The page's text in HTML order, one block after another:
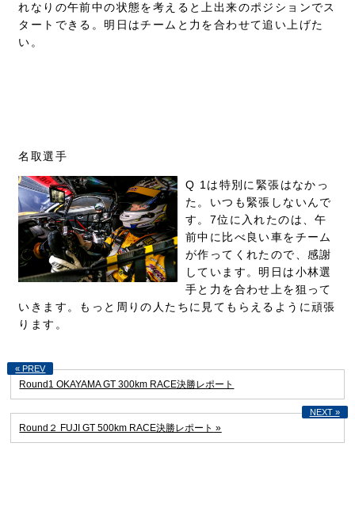
れなりの午前中の状態を考えると上出来のポジションでス
タートできる。明日はチームと力を合わせて追い上げた
い。
名取選手
Q 1は特別に緊張はなかっ
た。いつも緊張しないんで
す。7位に入れたのは、午
前中に比べ良い車をチーム
が作ってくれたので、感謝
しています。明日は小林選
手と力を合わせ上を狙って
いきます。もっと周りの人たちに見てもらえるように頑張
ります。
Round1 OKAYAMA GT 300km RACE決勝レポート
Round２ FUJI GT 500km RACE決勝レポート